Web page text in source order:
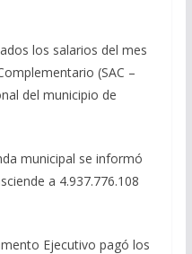
los salarios del mes
(SAC –
del municipio de
municipal se informó
a 4.937.776.108
Ejecutivo pagó los